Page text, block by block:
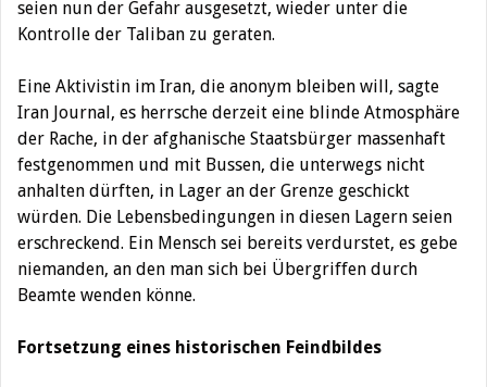
seien nun der Gefahr ausgesetzt, wieder unter die
Kontrolle der Taliban zu geraten.
Eine Aktivistin im Iran, die anonym bleiben will, sagte
Iran Journal, es herrsche derzeit eine blinde Atmosphäre
der Rache, in der afghanische Staatsbürger massenhaft
festgenommen und mit Bussen, die unterwegs nicht
anhalten dürften, in Lager an der Grenze geschickt
würden. Die Lebensbedingungen in diesen Lagern seien
erschreckend. Ein Mensch sei bereits verdurstet, es gebe
niemanden, an den man sich bei Übergriffen durch
Beamte wenden könne.
Fortsetzung eines historischen Feindbildes